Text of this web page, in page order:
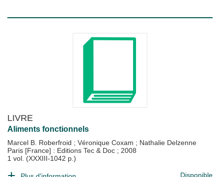
LIVRE
Aliments fonctionnels
Marcel B. Roberfroid ; Véronique Coxam ; Nathalie Delzenne
Paris [France] : Editions Tec & Doc ; 2008
1 vol. (XXXIII-1042 p.)
Disponible